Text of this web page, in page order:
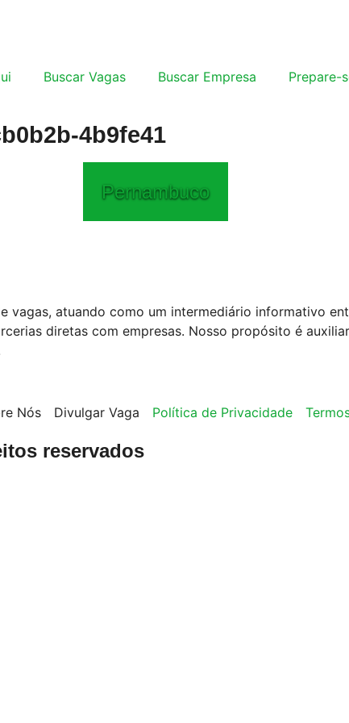
Buscar Vagas Buscar Empresa Prepare-
4b9fe41
Pernambuco
vagas, atuando como um intermediário informativo
diretas com empresas. Nosso propósito é
Nós Divulgar Vaga Política de Privacidade
reservados